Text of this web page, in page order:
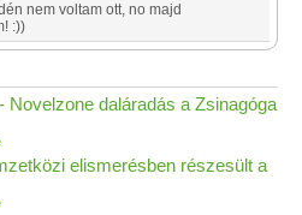
nem voltam ott, no majd
:))
Novelzone daláradás a Zsinagóga
elismerésben részesült a